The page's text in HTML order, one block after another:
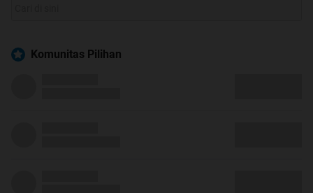
Komunitas Pilihan